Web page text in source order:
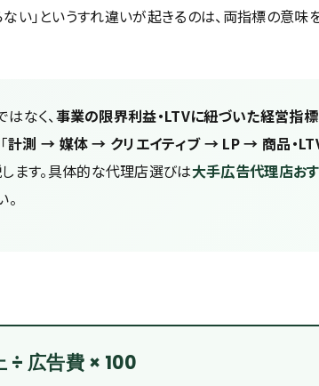
い」というすれ違いが起きるのは、両指標の意味
なく、事業の限界利益・LTVに紐づいた経営指標
計測 → 媒体 → クリエイティブ → LP → 商品・
ます。具体的な代理店選びは大手広告代理店お
÷ 広告費 × 100